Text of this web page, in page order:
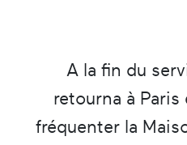
A la fin du
retourna à
fréquenter la